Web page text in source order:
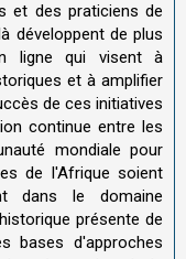
et des praticiens de
développent de plus
ligne qui visent à
et à amplifier
de ces initiatives
continue entre les
mondiale pour
de l'Afrique soient
dans le domaine
présente de
bases d'approches